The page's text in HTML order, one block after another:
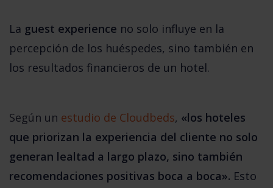
La guest experience no solo influye en la
percepción de los huéspedes, sino también en
los resultados financieros de un hotel.
Según un estudio de Cloudbeds, «los hoteles
que priorizan la experiencia del cliente no solo
generan lealtad a largo plazo, sino también
recomendaciones positivas boca a boca». Esto